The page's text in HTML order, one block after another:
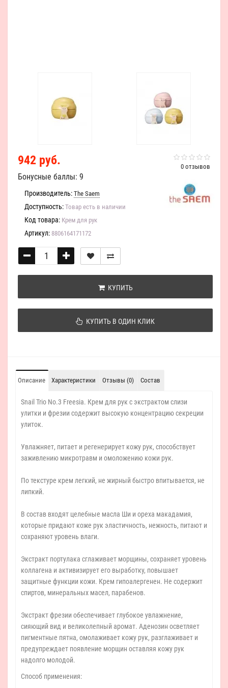
0 отзывов
942 руб.
Бонусные баллы: 9
Производитель: The Saem
Доступность: Товар есть в наличии
Код товара: Крем для рук
Артикул: 8806164171172
КУПИТЬ
КУПИТЬ В ОДИН КЛИК
Описание Характеристики Отзывы (0) Состав
Snail Trio No.3 Freesia. Крем для рук с экстрактом слизи
улитки и фрезии содержит высокую концентрацию секреции
улиток.
Увлажняет, питает и регенерирует кожу рук, способствует
заживлению микротравм и омоложению кожи рук.
По текстуре крем легкий, не жирный быстро впитывается, не
липкий.
В состав входят целебные масла Ши и ореха макадамия,
которые придают коже рук эластичность, нежность, питают и
сохраняют уровень влаги.
Экстракт портулака сглаживает морщины, сохраняет уровень
коллагена и активизирует его выработку, повышает
защитные функции кожи. Крем гипоалергенен. Не содержит
спиртов, минеральных масел, парабенов.
Экстракт фрезии обеспечивает глубокое увлажнение,
сияющий вид и великолепный аромат. Аденозин осветляет
пигментные пятна, омолаживает кожу рук, разглаживает и
предупреждает появление морщин оставляя кожу рук
надолго молодой.
Способ применения: